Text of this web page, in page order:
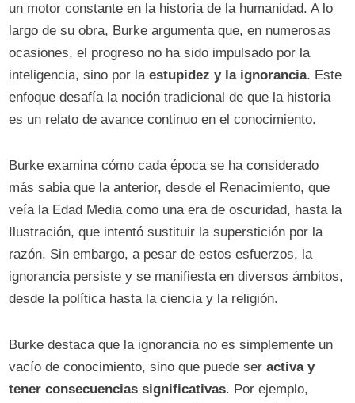
un motor constante en la historia de la humanidad. A lo
largo de su obra, Burke argumenta que, en numerosas
ocasiones, el progreso no ha sido impulsado por la
inteligencia, sino por laestupidez y la ignorancia. Este
enfoque desafía la noción tradicional de que la historia
es un relato de avance continuo en el conocimiento.
Burke examina cómo cada época se ha considerado
más sabia que la anterior, desde el Renacimiento, que
veía la Edad Media como una era de oscuridad, hasta la
Ilustración, que intentó sustituir la superstición por la
razón. Sin embargo, a pesar de estos esfuerzos, la
ignorancia persiste y se manifiesta en diversos ámbitos,
desde la política hasta la ciencia y la religión.
Burke destaca que la ignorancia no es simplemente un
vacío de conocimiento, sino que puede seractiva y
tener consecuencias significativas. Por ejemplo,